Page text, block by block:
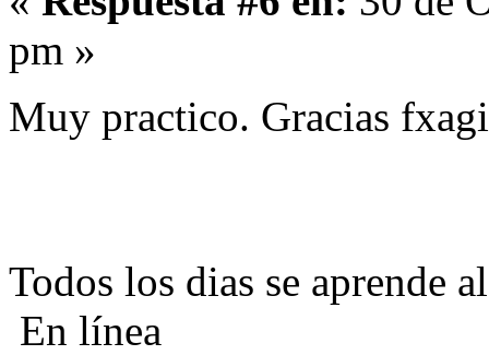
pm »
Muy practico. Gracias
Todos los dias se aprende
En línea